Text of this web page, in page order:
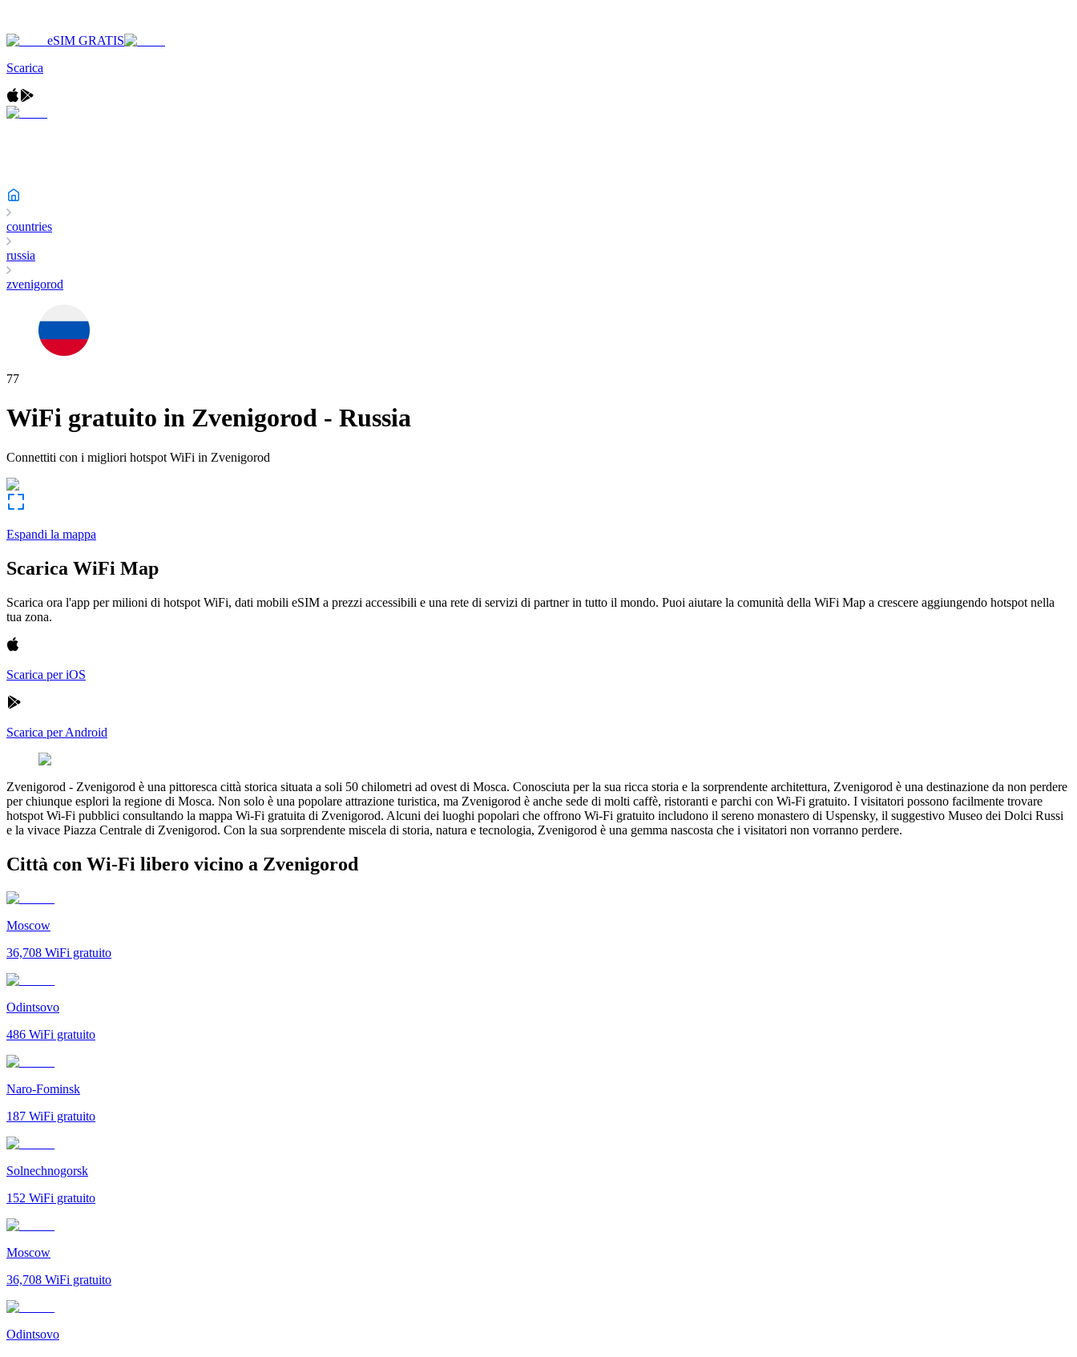
eSIM GRATIS
Scarica
countries
russia
zvenigorod
77
WiFi gratuito in Zvenigorod - Russia
Connettiti con i migliori hotspot WiFi in Zvenigorod
Espandi la mappa
Scarica WiFi Map
Scarica ora l'app per milioni di hotspot WiFi, dati mobili eSIM a prezzi accessibili e una rete di servizi di partner in tutto il mondo. Puoi aiutare la comunità della WiFi Map a crescere aggiungendo hotspot nella
tua zona.
Scarica per iOS
Scarica per Android
Zvenigorod - Zvenigorod è una pittoresca città storica situata a soli 50 chilometri ad ovest di Mosca. Conosciuta per la sua ricca storia e la sorprendente architettura, Zvenigorod è una destinazione da non perdere
per chiunque esplori la regione di Mosca. Non solo è una popolare attrazione turistica, ma Zvenigorod è anche sede di molti caffè, ristoranti e parchi con Wi-Fi gratuito. I visitatori possono facilmente trovare
hotspot Wi-Fi pubblici consultando la mappa Wi-Fi gratuita di Zvenigorod. Alcuni dei luoghi popolari che offrono Wi-Fi gratuito includono il sereno monastero di Uspensky, il suggestivo Museo dei Dolci Russi
e la vivace Piazza Centrale di Zvenigorod. Con la sua sorprendente miscela di storia, natura e tecnologia, Zvenigorod è una gemma nascosta che i visitatori non vorranno perdere.
Città con Wi-Fi libero vicino a Zvenigorod
Moscow
36,708 WiFi gratuito
Odintsovo
486 WiFi gratuito
Naro-Fominsk
187 WiFi gratuito
Solnechnogorsk
152 WiFi gratuito
Moscow
36,708 WiFi gratuito
Odintsovo